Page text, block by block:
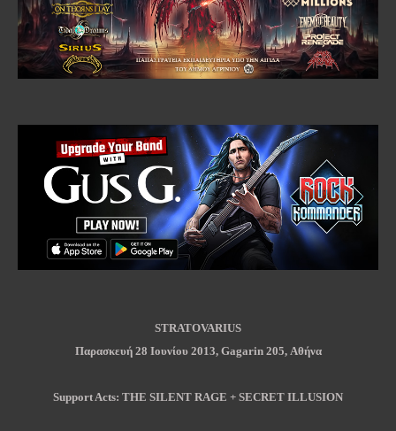
STRATOVARIUS
Παρασκευή28 Ιουνίου2013, Gagarin 205, Αθήνα
Support Acts: THE SILENT RAGE + SECRET ILLUSION